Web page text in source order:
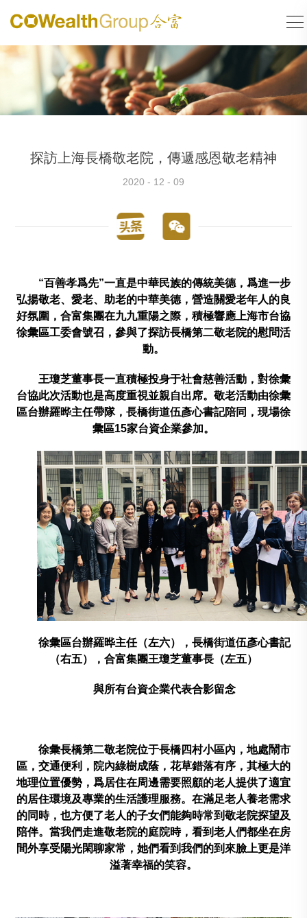
探訪上海長橋敬老院，傳遞感恩敬老精神
2020 - 12 - 09
“百善孝爲先”一直是中華民族的傳統美德，爲進一步
弘揚敬老、愛老、助老的中華美德，營造關愛老年人的良
好氛圍，合富集團在九九重陽之際，積極響應上海市台協
徐彙區工委會號召，參與了探訪長橋第二敬老院的慰問活
動。
王瓊芝董事長一直積極投身于社會慈善活動，對徐彙
台協此次活動也是高度重視並親自出席。敬老活動由徐彙
區台辦羅晔主任帶隊，長橋街道伍彥心書記陪同，現場徐
彙區15家台資企業參加。
徐彙區台辦羅晔主任（左六），長橋街道伍彥心書記
（右五），合富集團王瓊芝董事長（左五）
與所有台資企業代表合影留念
徐彙長橋第二敬老院位于長橋四村小區內，地處鬧市
區，交通便利，院內綠樹成蔭，花草錯落有序，其極大的
地理位置優勢，爲居住在周邊需要照顧的老人提供了適宜
的居住環境及專業的生活護理服務。在滿足老人養老需求
的同時，也方便了老人的子女們能夠時常到敬老院探望及
陪伴。當我們走進敬老院的庭院時，看到老人們都坐在房
間外享受陽光閑聊家常，她們看到我們的到來臉上更是洋
溢著幸福的笑容。